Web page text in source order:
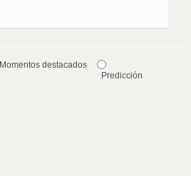
Momentos destacados
Predicción